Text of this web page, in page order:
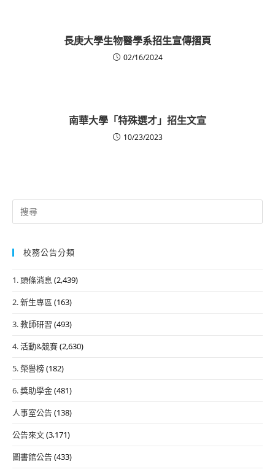
長庚大學生物醫學系招生宣傳摺頁
02/16/2024
南華大學「特殊選才」招生文宣
10/23/2023
Search
for:
校務公告分類
1. 頭條消息 (2,439)
2. 新生專區 (163)
3. 教師研習 (493)
4. 活動&競賽(2,630)
5. 榮譽榜(182)
6. 獎助學金(481)
人事室公告(138)
公告來文(3,171)
圖書館公告(433)